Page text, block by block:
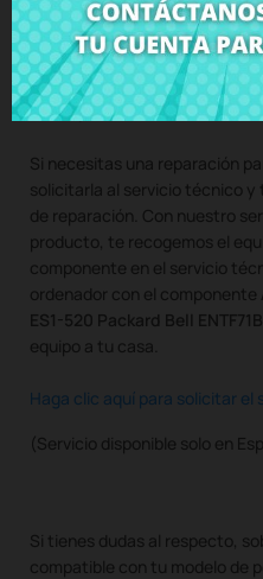
CompraAltavoces Acer
ENTF71BMal mejor precio en
ORIGINAL - disponible
montaje.
Si necesitas una reparación
solicitarla al servicio técnico
de reparación. Con nuestro
producto, te recogemos el
componente en el servicio
ordenador con el componente
ES1-520 Packard Bell
equipo a tu casa.
Haga clic aquí para solicitar el
(Servicio disponible solo en
Si tienes dudas al respecto,
compatible con tu modelo de